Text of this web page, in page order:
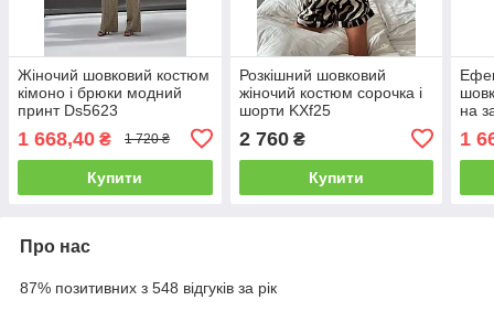
Жіночий шовковий костюм
кімоно і брюки модний
принт Ds5623
1 668,40 ₴ 1 720 ₴
Купити
Розкішний шовковий
жіночий костюм сорочка і
шорти KXf25
2 760₴
Купити
на
1
Про нас
87% позитивних з 548 відгуків за рік